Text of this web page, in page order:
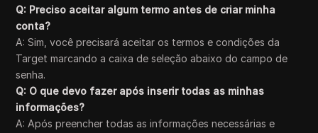
Q: Preciso aceitar algum termo antes de criar minha
conta?
A: Sim, você precisará aceitar os termos e condições da
Target marcando a caixa de seleção abaixo do campo de
senha.
Q: O que devo fazer após inserir todas as minhas
informações?
A: Após preencher todas as informações necessárias e